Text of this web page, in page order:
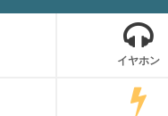
イヤホン